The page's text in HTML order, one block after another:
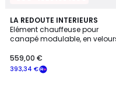
LA REDOUTE INTERIEURS
Elément chauffeuse pour
canapé modulable, en
393,34 €
559,00 €
3,8
/ 5
5
Couleurs